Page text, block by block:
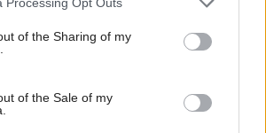
or usage behaviour. You may click to
to Google and its third-party tags to
specified purposes in below Google
of the Sharing of my
of the Sale of my